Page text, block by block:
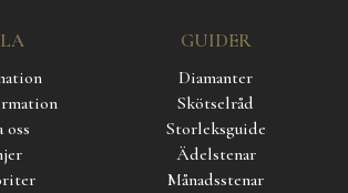
oss
GUIDER
Diamanter
Skötselråd
Storleksguide
Ädelstenar
Månadsstenar